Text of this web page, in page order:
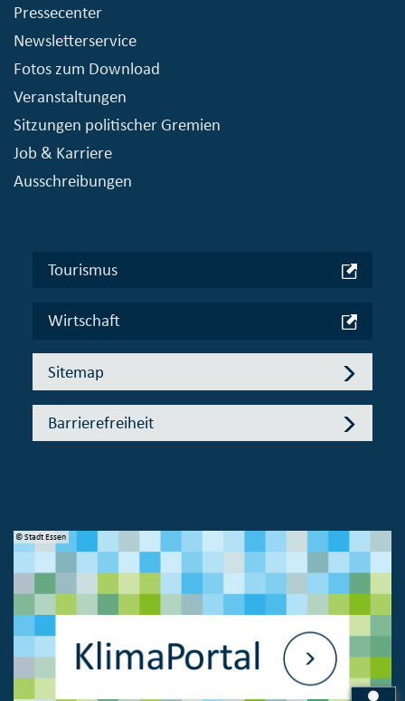
Pressecenter
Newsletterservice
Fotos zum Download
Veranstaltungen
Sitzungen politischer Gremien
Job & Karriere
Ausschreibungen
Tourismus
Wirtschaft
Sitemap
Barrierefreiheit
© Stadt Essen